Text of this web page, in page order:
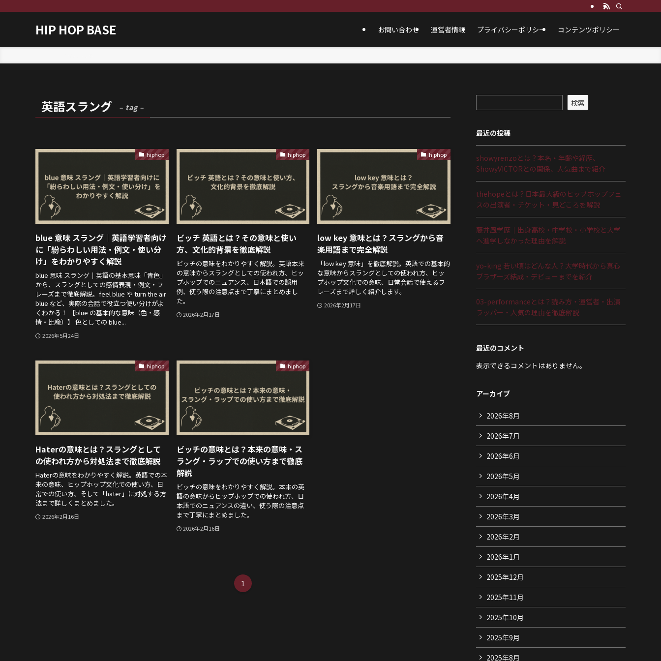
HIP HOP BASE お問い合わせ 運営者情報 プライバシーポリシー コンテンツポリシー
英語スラング – tag –
hiphop
blue 意味 スラング｜英語学習者向け
に「紛らわしい用法・例文・使い分
け」をわかりやすく解説
blue 意味 スラング｜英語の基本意味「青色」
から、スラングとしての感情表現・例文・フ
レーズまで徹底解説。feel blue や turn the air
blue など、実際の会話で役立つ使い分けがよ
くわかる！ 【blue の基本的な意味（色・感
情・比喩）】 色としての blue...
2026年5月24日
hiphop
ビッチ 英語とは？その意味と使い
方、文化的背景を徹底解説
ビッチの意味をわかりやすく解説。英語本来
の意味からスラングとしての使われ方、ヒッ
プホップでのニュアンス、日本語での誤用
例、使う際の注意点まで丁寧にまとめまし
た。
2026年2月17日
hiphop
low key 意味とは？スラングから音
楽用語まで完全解説
「low key 意味」を徹底解説。英語での基本的
な意味からスラングとしての使われ方、ヒッ
プホップ文化での意味、日常会話で使えるフ
レーズまで詳しく紹介します。
2026年2月17日
hiphop
Haterの意味とは？スラングとして
の使われ方から対処法まで徹底解説
Haterの意味をわかりやすく解説。英語での本
来の意味、ヒップホップ文化での使い方、日
常での使い方、そして「hater」に対処する方
法まで詳しくまとめました。
2026年2月16日
hiphop
ビッチの意味とは？本来の意味・ス
ラング・ラップでの使い方まで徹底
解説
ビッチの意味をわかりやすく解説。本来の英
語の意味からヒップホップでの使われ方、日
本語でのニュアンスの違い、使う際の注意点
まで丁寧にまとめました。
2026年2月16日
1
検索
最近の投稿
showyrenzoとは？本名・年齢や経歴、
ShowyVICTORとの関係、人気曲まで紹介
thehopeとは？日本最大級のヒップホップフェ
スの出演者・チケット・見どころを解説
藤井風学歴｜出身高校・中学校・小学校と大学
へ進学しなかった理由を解説
yo-king 若い頃はどんな人？大学時代から真心
ブラザーズ結成・デビューまでを紹介
03-performanceとは？読み方・運営者・出演
ラッパー・人気の理由を徹底解説
最近のコメント
表示できるコメントはありません。
アーカイブ
2026年8月
2026年7月
2026年6月
2026年5月
2026年4月
2026年3月
2026年2月
2026年1月
2025年12月
2025年11月
2025年10月
2025年9月
2025年8月